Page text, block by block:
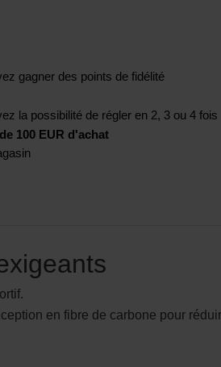
gagner des points de fidélité
la possibilité de régler en 2, 3 ou 4 fois
100 EUR d'achat
en fibre de carbone pour